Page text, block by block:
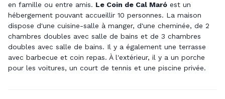
en famille ou entre amis. Le Coin de Cal Maró est un
hébergement pouvant accueillir 10 personnes. La maison
dispose d'une cuisine-salle à manger, d'une cheminée, de 2
chambres doubles avec salle de bains et de 3 chambres
doubles avec salle de bains. Il y a également une terrasse
avec barbecue et coin repas. À l'extérieur, il y a un porche
pour les voitures, un court de tennis et une piscine privée.